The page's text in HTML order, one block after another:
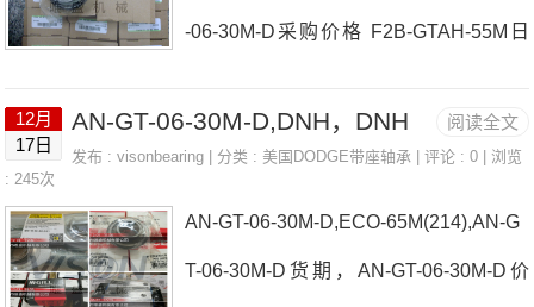
M-D采购 热销型号推荐：AN-GT-06-30
M-PCRP2B-GTMUAH-100AN-GT-06-30
-06-30M-D采购价格 F2B-GTAH-55M日
SCEZ-35M-SHINS-DL-35M-CR日本EA
HCOBURG导轨磨床CYL-SXR-105日本
EASE轴承AN-GT-06-30M-D参数AN-GT-
阅读全文
12月
17日
AN-GT-06-30M-D,DNH，DNH
发布 :visonbearing | 分类 :美国DODGE带座轴承 | 评论 : 0 | 浏览
: 245次
AN-GT-06-30M-D,ECO-65M(214),AN-G
T-06-30M-D货期，AN-GT-06-30M-D价